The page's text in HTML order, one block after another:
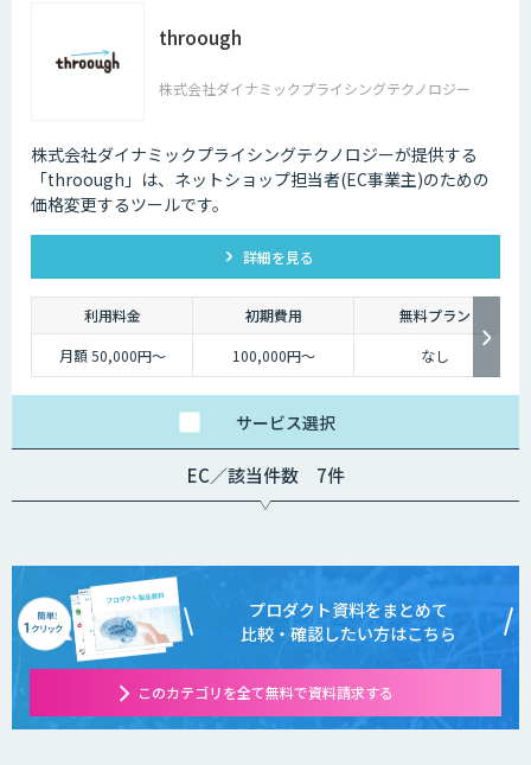
throough
株式会社ダイナミックプライシングテクノロジー
株式会社ダイナミックプライシングテクノロジーが提供する
「throough」は、ネットショップ担当者(EC事業主)のための
価格変更するツールです。
詳細を見る
利用料金 初期費用
無料プラン
月額 50,000円～
100,000円～ なし
サービス選択
EC／該当件数 7件
プロダクト資料をまとめて
比較・確認したい方はこちら
このカテゴリを全て無料で資料請求する